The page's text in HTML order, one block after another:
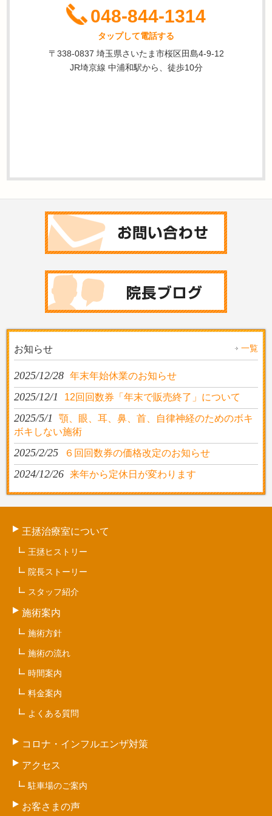
048-844-1314
タップして電話する
〒338-0837 埼玉県さいたま市桜区田島4-9-12
JR埼京線 中浦和駅から、徒歩10分
お知らせ 一覧
2025/12/28 年末年始休業のお知らせ
2025/12/1 12回回数券「年末で販売終了」について
2025/5/1
顎、眼、耳、鼻、首、自律神経のためのボキ
ボキしない施術
2025/2/25 ６回回数券の価格改定のお知らせ
2024/12/26 来年から定休日が変わります
王拯治療室について
王拯ヒストリー
院長ストーリー
スタッフ紹介
施術案内
施術方針
施術の流れ
時間案内
料金案内
よくある質問
コロナ・インフルエンザ対策
アクセス
駐車場のご案内
お客さまの声